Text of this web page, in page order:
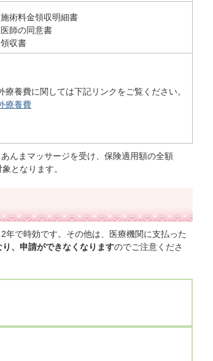
施術料金領収明細書
医師の同意書
領収書
療養費に関しては下記リンクをご覧ください。
療養費
んまマッサージを受け、保険適用額の全額
となります。
で時効です。その他は、医療機関に支払った
、申請ができなくなりますのでご注意くださ